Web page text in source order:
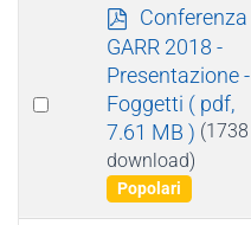
Select
p
d
f
Conferenza
GARR 2018 -
Presentazione -
Foggetti ( pdf,
7.61 MB ) (1738
download)
Popolari